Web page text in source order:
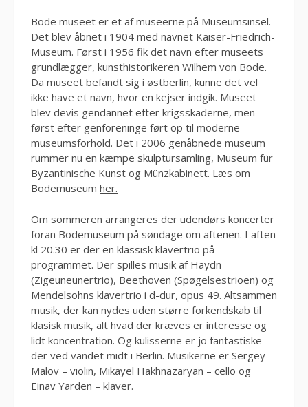
Bode museet er et af museerne på Museumsinsel.
Det blev åbnet i 1904 med navnet Kaiser-Friedrich-
Museum. Først i 1956 fik det navn efter museets
grundlægger, kunsthistorikeren Wilhem von Bode.
Da museet befandt sig i østberlin, kunne det vel
ikke have et navn, hvor en kejser indgik. Museet
blev devis gendannet efter krigsskaderne, men
først efter genforeninge ført op til moderne
museumsforhold. Det i 2006 genåbnede museum
rummer nu en kæmpe skulptursamling, Museum für
Byzantinische Kunst og Münzkabinett. Læs om
Bodemuseum her.
Om sommeren arrangeres der udendørs koncerter
foran Bodemuseum på søndage om aftenen. I aften
kl 20.30 er der en klassisk klavertrio på
programmet. Der spilles musik af Haydn
(Zigeuneunertrio), Beethoven (Spøgelsestrioen) og
Mendelsohns klavertrio i d-dur, opus 49. Altsammen
musik, der kan nydes uden større forkendskab til
klasisk musik, alt hvad der kræves er interesse og
lidt koncentration. Og kulisserne er jo fantastiske
der ved vandet midt i Berlin. Musikerne er Sergey
Malov – violin, Mikayel Hakhnazaryan – cello og
Einav Yarden – klaver.